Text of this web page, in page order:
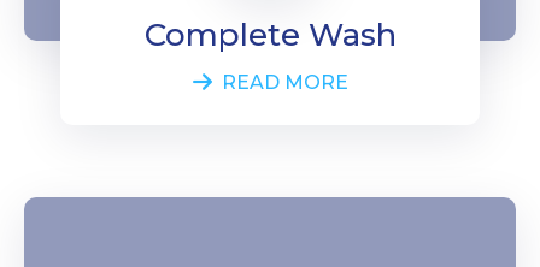
Complete Wash
READ MORE